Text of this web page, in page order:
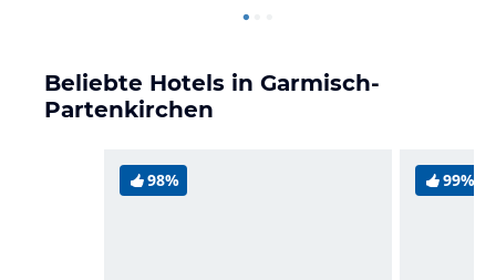
Beliebte Hotels in Garmisch-
Partenkirchen
98% 99%